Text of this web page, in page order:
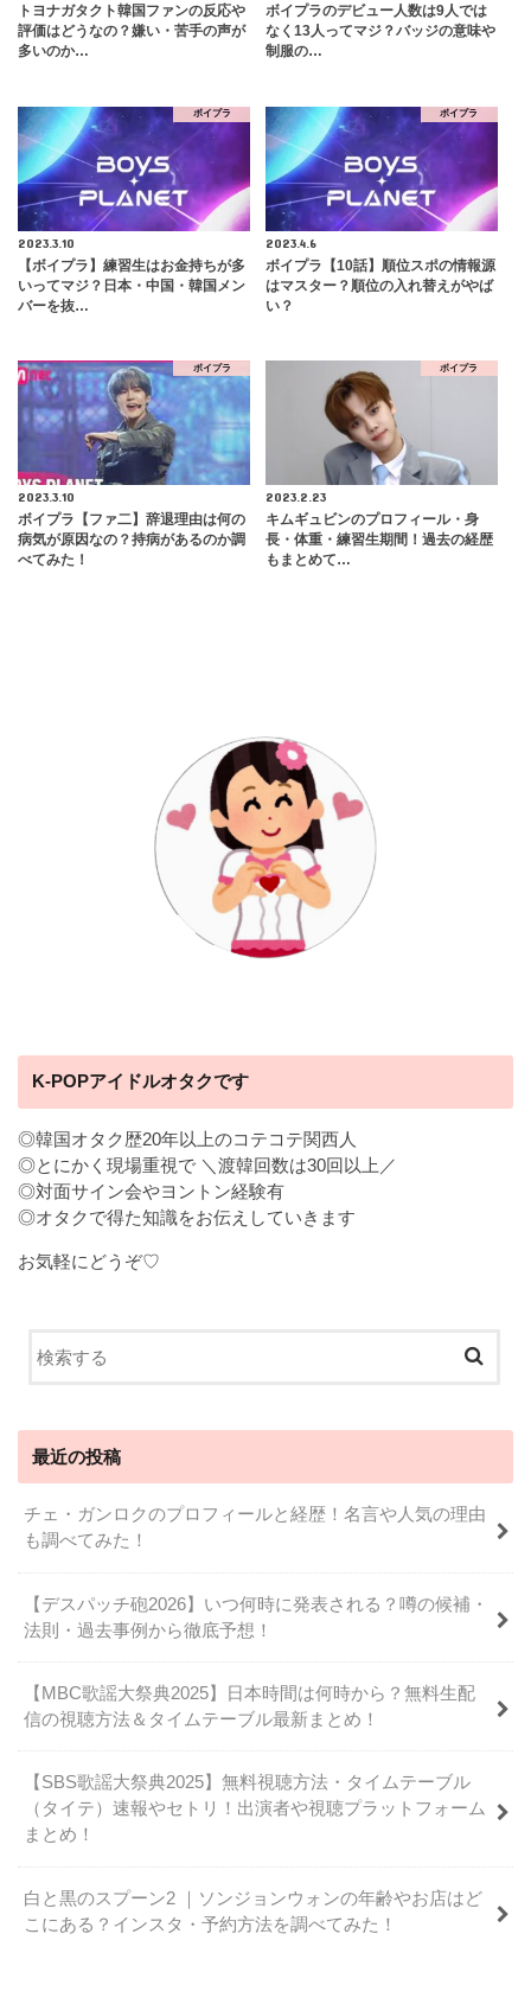
トヨナガタクト韓国ファンの反応や
評価はどうなの？嫌い・苦手の声が
多いのか…
ボイプラのデビュー人数は9人では
なく13人ってマジ？バッジの意味や
制服の…
ボイプラ
2023.3.10
【ボイプラ】練習生はお金持ちが多
いってマジ？日本・中国・韓国メン
バーを抜…
ボイプラ
2023.4.6
ボイプラ【10話】順位スポの情報源
はマスター？順位の入れ替えがやば
い？
ボイプラ
2023.3.10
ボイプラ【ファ二】辞退理由は何の
病気が原因なの？持病があるのか調
べてみた！
ボイプラ
2023.2.23
キムギュビンのプロフィール・身
長・体重・練習生期間！過去の経歴
もまとめて…
K-POPアイドルオタクです
◎韓国オタク歴20年以上のコテコテ関西人
◎とにかく現場重視で ＼渡韓回数は30回以上／
◎対面サイン会やヨントン経験有
◎オタクで得た知識をお伝えしていきます
お気軽にどうぞ♡
最近の投稿
チェ・ガンロクのプロフィールと経歴！名言や人気の理由
も調べてみた！
【デスパッチ砲2026】いつ何時に発表される？噂の候補・
法則・過去事例から徹底予想！
【MBC歌謡大祭典2025】日本時間は何時から？無料生配
信の視聴方法＆タイムテーブル最新まとめ！
【SBS歌謡大祭典2025】無料視聴方法・タイムテーブル
（タイテ）速報やセトリ！出演者や視聴プラットフォーム
まとめ！
白と黒のスプーン2 ｜ソンジョンウォンの年齢やお店はど
こにある？インスタ・予約方法を調べてみた！